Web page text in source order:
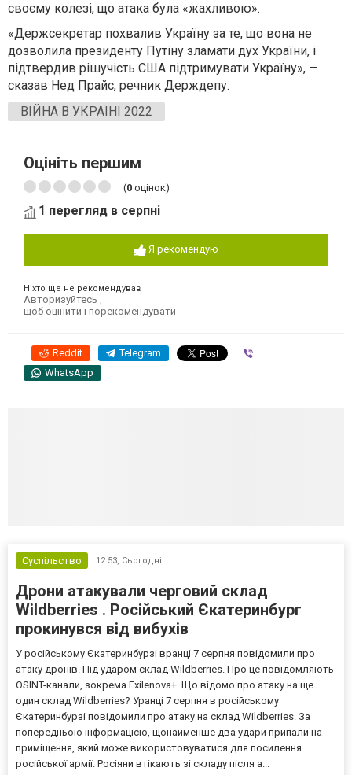
своєму колезі, що атака була «жахливою».
«Держсекретар похвалив Україну за те, що вона не
дозволила президенту Путіну зламати дух України, і
підтвердив рішучість США підтримувати Україну», —
сказав Нед Прайс, речник Держдепу.
ВІЙНА В УКРАЇНІ 2022
Оцініть першим
(0 оцінок)
1 перегляд в серпні
Я рекомендую
Ніхто ще не рекомендував
Авторизуйтесь ,
щоб оцінити і порекомендувати
Reddit Telegram
WhatsApp
Суспільство 12:53, Сьогодні
Дрони атакували черговий склад
Wildberries . Російський Єкатеринбург
прокинувся від вибухів
У російському Єкатеринбурзі вранці 7 серпня повідомили про
атаку дронів. Під ударом склад Wildberries. Про це повідомляють
OSINT-канали, зокрема Exilenova+. Що відомо про атаку на ще
один склад Wildberries? Уранці 7 серпня в російському
Єкатеринбурзі повідомили про атаку на склад Wildberries. За
попередньою інформацією, щонайменше два удари припали на
приміщення, який може використовуватися для посилення
російської армії. Росіяни втікають зі складу після а...